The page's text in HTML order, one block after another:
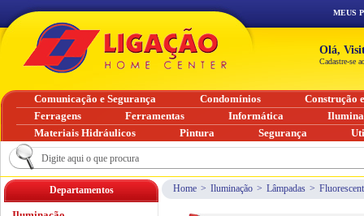
Home > Iluminação > Lâmpadas >
Departamentos
MEUS
Olá,
Cadastre-se
Comunicação e Segurança Condomínios
Construção
Ferragens
Ferramentas Informática
Materiais Hidráulicos
Pintura Segurança